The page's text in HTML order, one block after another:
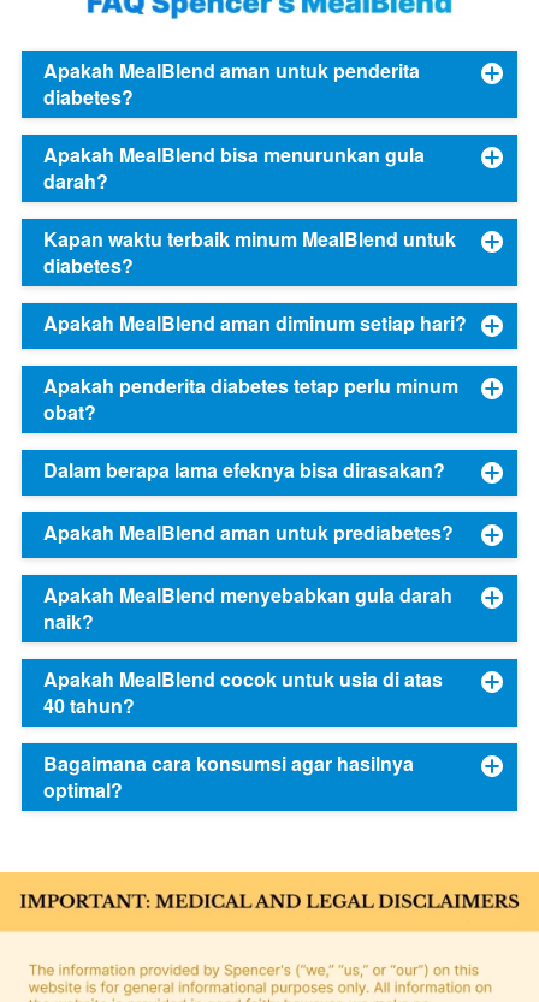
Apakah MealBlend aman untuk penderita
diabetes?
Apakah MealBlend bisa menurunkan gula
darah?
Kapan waktu terbaik minum MealBlend untuk
diabetes?
Apakah MealBlend aman diminum setiap hari?
Apakah penderita diabetes tetap perlu minum
obat?
Dalam berapa lama efeknya bisa dirasakan?
Apakah MealBlend aman untuk prediabetes?
Apakah MealBlend menyebabkan gula darah
naik?
Apakah MealBlend cocok untuk usia di atas
40 tahun?
Bagaimana cara konsumsi agar hasilnya
optimal?